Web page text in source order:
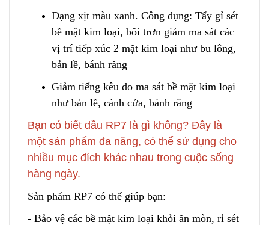
Dạng xịt màu xanh. Công dụng: Tẩy gỉ sét
bề mặt kim loại, bôi trơn giảm ma sát các
vị trí tiếp xúc 2 mặt kim loại như bu lông,
bản lề, bánh răng
Giảm tiếng kêu do ma sát bề mặt kim loại
như bản lề, cánh cửa, bánh răng
Bạn có biết dầu RP7 là gì không? Đây là
một sản phẩm đa năng, có thể sử dụng cho
nhiều mục đích khác nhau trong cuộc sống
hàng ngày.
Sản phẩm RP7 có thể giúp bạn:
- Bảo vệ các bề mặt kim loại khỏi ăn mòn, rỉ sét